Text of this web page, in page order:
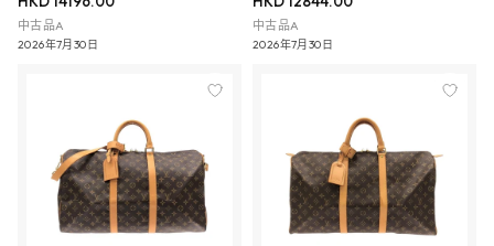
中古品A
2026年7月30日
中古品A
2026年7月30日